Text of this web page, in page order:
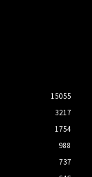
15055
3217
1754
988
737